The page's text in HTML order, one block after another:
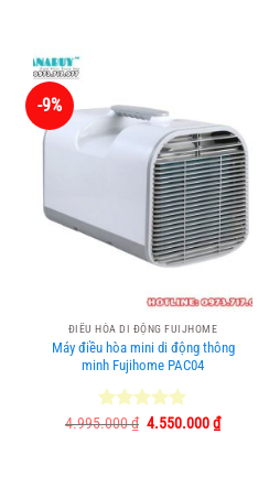
-9%
ĐIỀU HÒA DI ĐỘNG FUIJHOME
Máy điều hòa mini di động thông
minh Fujihome PAC04
Được xếp
4.995.000₫ Giá
4.550.000₫Giá
hiện